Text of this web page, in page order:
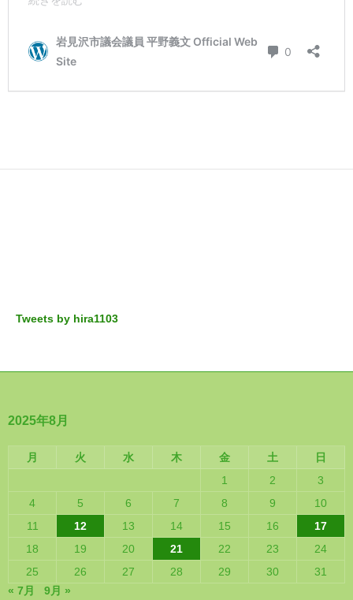
Tweets by hira1103
2025年8月
月 火 水 木 金 土
日
1
2
3
4
5 6 7 8 9
10
11
12 13 14 15 16
17
18
19 20 21 22 23
24
25
26 27 28 29 30
31
« 7月
9月 »